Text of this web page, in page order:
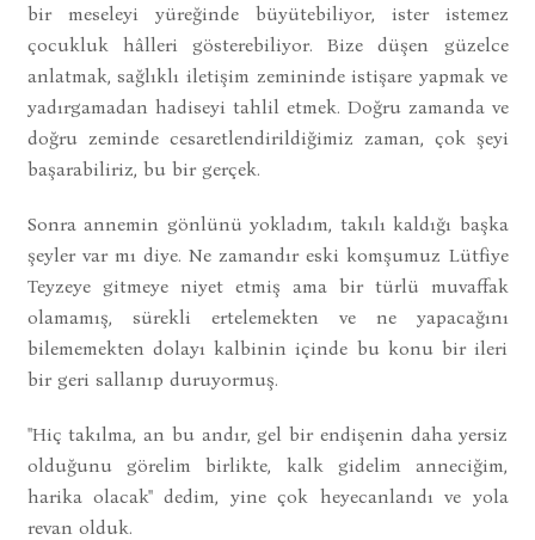
bir meseleyi yüreğinde büyütebiliyor, ister istemez
çocukluk hâlleri gösterebiliyor. Bize düşen güzelce
anlatmak, sağlıklı iletişim zemininde istişare yapmak ve
yadırgamadan hadiseyi tahlil etmek. Doğru zamanda ve
doğru zeminde cesaretlendirildiğimiz zaman, çok şeyi
başarabiliriz, bu bir gerçek.
Sonra annemin gönlünü yokladım, takılı kaldığı başka
şeyler var mı diye. Ne zamandır eski komşumuz Lütfiye
Teyzeye gitmeye niyet etmiş ama bir türlü muvaffak
olamamış, sürekli ertelemekten ve ne yapacağını
bilememekten dolayı kalbinin içinde bu konu bir ileri
bir geri sallanıp duruyormuş.
"Hiç takılma, an bu andır, gel bir endişenin daha yersiz
olduğunu görelim birlikte, kalk gidelim anneciğim,
harika olacak" dedim, yine çok heyecanlandı ve yola
revan olduk.